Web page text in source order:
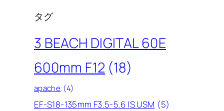
タグ
3 BEACH DIGITAL 60E
600mm F12 (18)
apache (4)
EF-S18-135mm F3.5-5.6 IS USM (5)